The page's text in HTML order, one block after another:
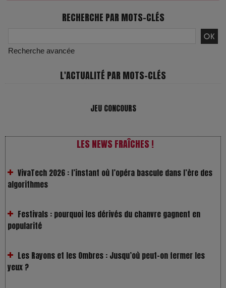
RECHERCHE PAR MOTS-CLÉS
Recherche avancée
L'ACTUALITÉ PAR MOTS-CLÉS
JEU CONCOURS
LES NEWS FRAÎCHES !
VivaTech 2026 : l’instant où l’opéra bascule dans l’ère des
Festivals : pourquoi les dérivés du chanvre gagnent en
Les Rayons et les Ombres : Jusqu’où peut-on fermer les
Gourou : quand le business du bonheur devient un thriller